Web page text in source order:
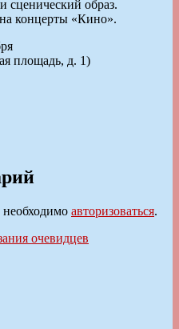
сценический образ.
концерты «Кино».
площадь, д. 1)
авторизоваться.
очевидцев